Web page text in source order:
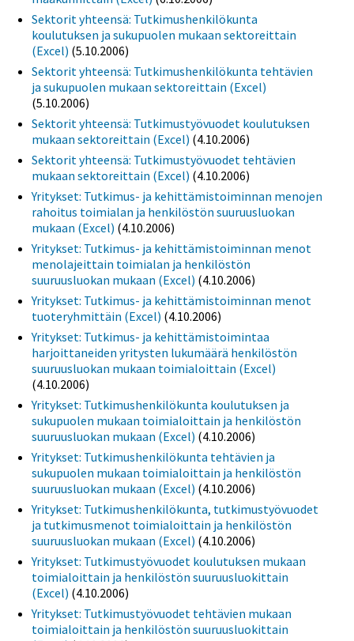
Sektorit yhteensä: Tutkimushenkilökunta
koulutuksen ja sukupuolen mukaan sektoreittain
(Excel) (5.10.2006)
Sektorit yhteensä: Tutkimushenkilökunta tehtävien
ja sukupuolen mukaan sektoreittain (Excel)
(5.10.2006)
Sektorit yhteensä: Tutkimustyövuodet koulutuksen
mukaan sektoreittain (Excel) (4.10.2006)
Sektorit yhteensä: Tutkimustyövuodet tehtävien
mukaan sektoreittain (Excel) (4.10.2006)
Yritykset: Tutkimus- ja kehittämistoiminnan menojen
rahoitus toimialan ja henkilöstön suuruusluokan
mukaan (Excel) (4.10.2006)
Yritykset: Tutkimus- ja kehittämistoiminnan menot
menolajeittain toimialan ja henkilöstön
suuruusluokan mukaan (Excel) (4.10.2006)
Yritykset: Tutkimus- ja kehittämistoiminnan menot
tuoteryhmittäin (Excel) (4.10.2006)
Yritykset: Tutkimus- ja kehittämistoimintaa
harjoittaneiden yritysten lukumäärä henkilöstön
suuruusluokan mukaan toimialoittain (Excel)
(4.10.2006)
Yritykset: Tutkimushenkilökunta koulutuksen ja
sukupuolen mukaan toimialoittain ja henkilöstön
suuruusluokan mukaan (Excel) (4.10.2006)
Yritykset: Tutkimushenkilökunta tehtävien ja
sukupuolen mukaan toimialoittain ja henkilöstön
suuruusluokan mukaan (Excel) (4.10.2006)
Yritykset: Tutkimushenkilökunta, tutkimustyövuodet
ja tutkimusmenot toimialoittain ja henkilöstön
suuruusluokan mukaan (Excel) (4.10.2006)
Yritykset: Tutkimustyövuodet koulutuksen mukaan
toimialoittain ja henkilöstön suuruusluokittain
(Excel) (4.10.2006)
Yritykset: Tutkimustyövuodet tehtävien mukaan
toimialoittain ja henkilöstön suuruusluokittain